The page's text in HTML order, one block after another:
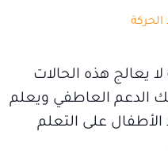
يعالج هذه الحالات
الدعم العاطفي ويعلم
الأطفال على التعلم